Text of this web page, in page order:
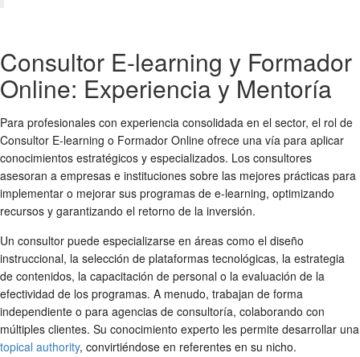
Consultor E-learning y Formador
Online: Experiencia y Mentoría
Para profesionales con experiencia consolidada en el sector, el rol de
Consultor E-learning o Formador Online ofrece una vía para aplicar
conocimientos estratégicos y especializados. Los consultores
asesoran a empresas e instituciones sobre las mejores prácticas para
implementar o mejorar sus programas de e-learning, optimizando
recursos y garantizando el retorno de la inversión.
Un consultor puede especializarse en áreas como el diseño
instruccional, la selección de plataformas tecnológicas, la estrategia
de contenidos, la capacitación de personal o la evaluación de la
efectividad de los programas. A menudo, trabajan de forma
independiente o para agencias de consultoría, colaborando con
múltiples clientes. Su conocimiento experto les permite desarrollar una
topical authority, convirtiéndose en referentes en su nicho.